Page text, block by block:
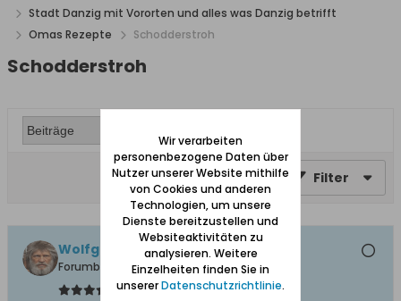
Stadt Danzig mit Vororten und alles was Danzig betrifft
Omas Rezepte
Schodderstroh
Schodderstroh
Filter
Wolfgang
Forumbetreiber
Wir verarbeiten
personenbezogene Daten über
Nutzer unserer Website mithilfe
von Cookies und anderen
Technologien, um unsere
Dienste bereitzustellen und
Websiteaktivitäten zu
analysieren. Weitere
Einzelheiten finden Sie in
unsererDatenschutzrichtlinie.